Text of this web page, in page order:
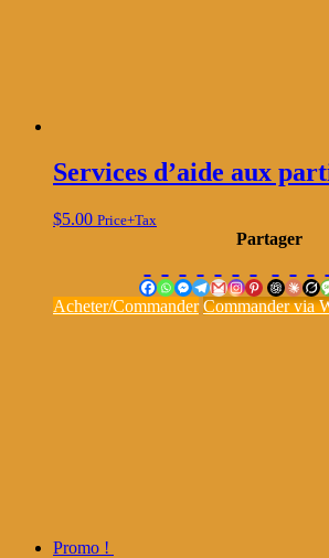
Services d’aide aux
$5.00 Price+Tax
Partager
Acheter/Commander Commander via
Promo !